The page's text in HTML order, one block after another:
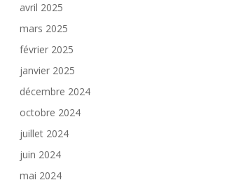
avril 2025
mars 2025
février 2025
janvier 2025
décembre 2024
octobre 2024
juillet 2024
juin 2024
mai 2024